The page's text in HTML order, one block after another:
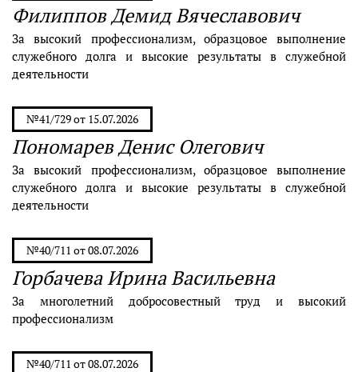
Филиппов Демид Вячеславович
За высокий профессионализм, образцовое выполнение
служебного долга и высокие результаты в служебной
деятельности
№41/729 от 15.07.2026
Пономарев Денис Олегович
За высокий профессионализм, образцовое выполнение
служебного долга и высокие результаты в служебной
деятельности
№40/711 от 08.07.2026
Горбачева Ирина Васильевна
За многолетний добросовестный труд и высокий
профессионализм
№40/711 от 08.07.2026